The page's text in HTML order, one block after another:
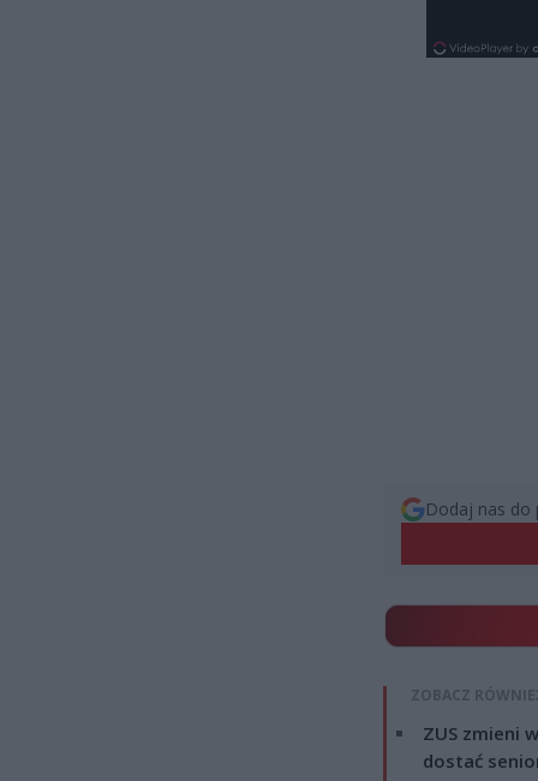
Dodaj nas do
ZOBACZ
ZUS zmieni
dostać